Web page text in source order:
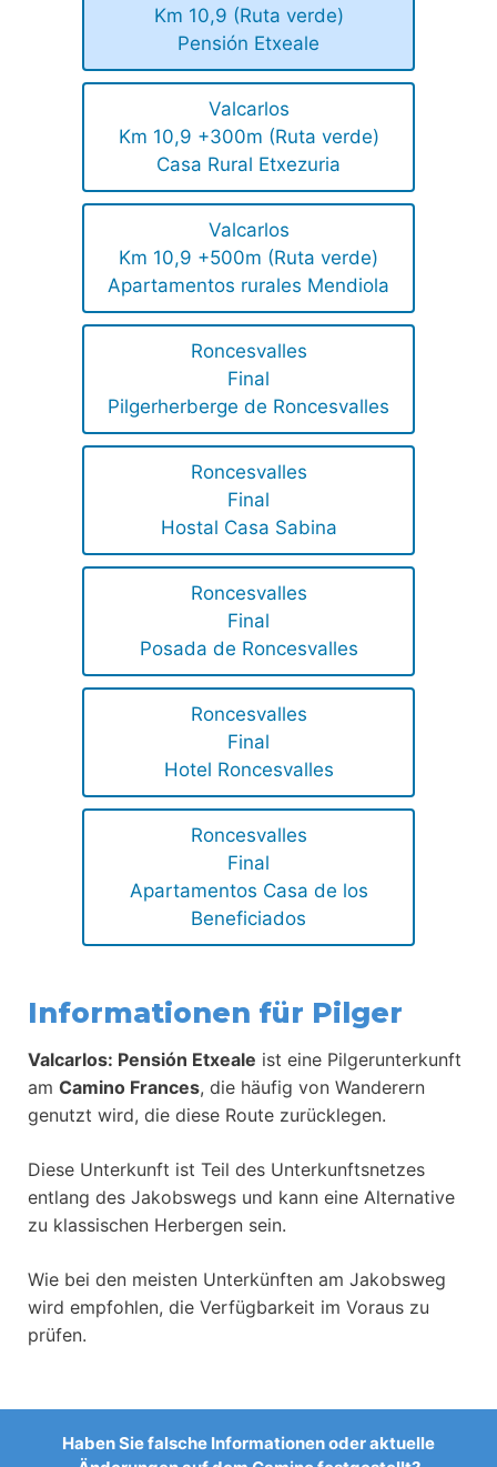
Km 10,9 (Ruta verde)
Pensión Etxeale
Valcarlos
Km 10,9 +300m (Ruta verde)
Casa Rural Etxezuria
Valcarlos
Km 10,9 +500m (Ruta verde)
Apartamentos rurales Mendiola
Roncesvalles
Final
Pilgerherberge de Roncesvalles
Roncesvalles
Final
Hostal Casa Sabina
Roncesvalles
Final
Posada de Roncesvalles
Roncesvalles
Final
Hotel Roncesvalles
Roncesvalles
Final
Apartamentos Casa de los
Beneficiados
Informationen für Pilger
Valcarlos: Pensión Etxeale ist eine Pilgerunterkunft
am Camino Frances, die häufig von Wanderern
genutzt wird, die diese Route zurücklegen.
Diese Unterkunft ist Teil des Unterkunftsnetzes
entlang des Jakobswegs und kann eine Alternative
zu klassischen Herbergen sein.
Wie bei den meisten Unterkünften am Jakobsweg
wird empfohlen, die Verfügbarkeit im Voraus zu
prüfen.
Haben Sie falsche Informationen oder aktuelle